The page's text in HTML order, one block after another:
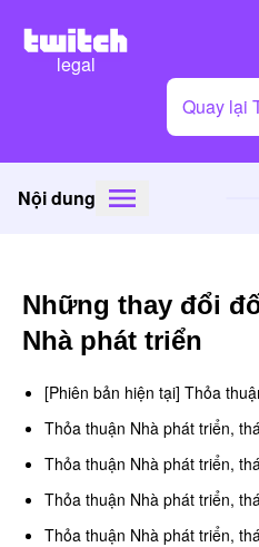
legal
Quay lại
Nội dung
Những thay đổi
Nhà phát triển
[Phiên bản hiện tại] Thỏa
Thỏa thuận Nhà phát triển,
Thỏa thuận Nhà phát triển,
Thỏa thuận Nhà phát triển,
Thỏa thuận Nhà phát triển,